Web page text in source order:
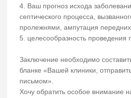
4. Ваш прогноз исхода
септического процесса,
пролежнями, ампутация
5. целесообразность проведения
Заключение необходимо
бланке «Вашей клиники,
письмом».
Хочу обратить особое внимание